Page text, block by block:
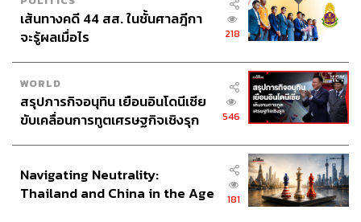
ไม่เปลี่ยนทุกอย่าง ต้องรักษาแก่นและหัวใจของแบรนด์
เอาไว้
ลูกค้าต่างบอกว่า คาแร็กเตอร์ของแบรนด์เหมาะกับการไป
ทานอยู่ร้านอาหาร ที่สามารถนั่งคุยกันได้มากกว่า และ
อาหารจะมีให้เลือกหลากหลายมากกว่าในบูธที่มีอยู่แค่ไม่กี่
สินค้าควรอยู่ตรงไหนและขายให้ใคร ซึ่งกลายเป็นบทเรียน
สำคัญว่าต้องเลือกโลเคชันและรูปแบบให้สอดคล้องกับ DNA
ของแบรนด์
เส้นทางคดี 44 สส. ในชั้นศาลฎีกา
จะรู้ผลเมื่อไร
218
WORLD
สรุปภารกิจอนุทิน เยือนอินโดนีเซีย
ขับเคลื่อนการทูตเศรษฐกิจเชิงรุก
546
Navigating Neutrality:
Thailand and China in the Age
181